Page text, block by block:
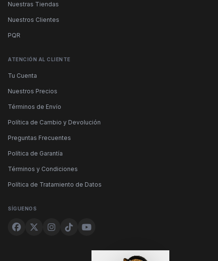
Nuestras Tiendas
Nuestros Clientes
PQR
ATENCIÓN AL CLIENTE
Tu Cuenta
Nuestros Precios
Términos de Envío
Política de Cambio y Devolución
Preguntas Frecuentes
Política de Garantía
Términos y Condiciones
Política de Tratamiento de Datos
SÍGUENOS